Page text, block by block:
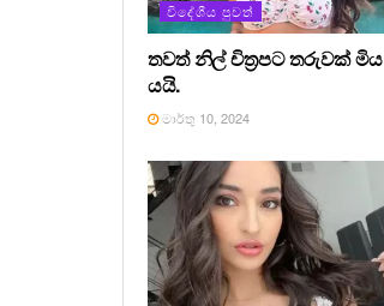
විදේශීය පුවත්
තවත් නිල් චිත්‍රපට තරුවක් මිය
යයි.
මාර්තු 10, 2024